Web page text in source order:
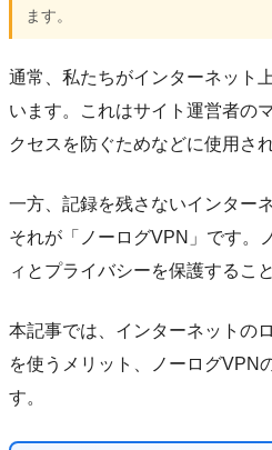
ます。
通常、私たちがインターネット
います。これはサイト運営者の
クセスを防ぐためなどに使用さ
一方、記録を残さないインター
それが「ノーログVPN」です。
ィとプライバシーを保護するこ
本記事では、インターネットの
を使うメリット、ノーログVPN
す。